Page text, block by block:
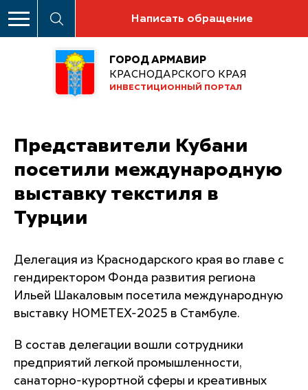
Написать обращение
ГОРОД АРМАВИР
КРАСНОДАРСКОГО КРАЯ
ИНВЕСТИЦИОННЫЙ ПОРТАЛ
Представители Кубани
посетили международную
выставку текстиля в
Турции
Делегация из Краснодарского края во главе с
гендиректором Фонда развития региона
Ильей Шакаловым посетила международную
выставку HOMETEX-2025 в Стамбуле.
В состав делегации вошли сотрудники
предприятий легкой промышленности,
санаторно-курортной сферы и креативных